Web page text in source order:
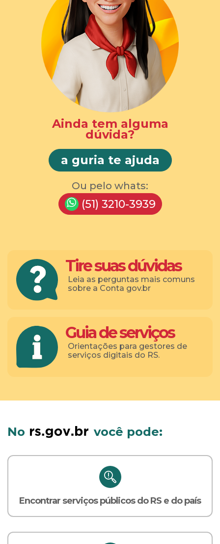
Ainda tem alguma
dúvida?
a guria te ajuda
Ou pelo whats:
(51) 3210-3939
Tire suas dúvidas
Leia as perguntas mais comuns
sobre a Conta gov.br
Guia de serviços
Orientações para gestores de
serviços digitais do RS.
No você pode:
Encontrar serviços públicos do RS e do país